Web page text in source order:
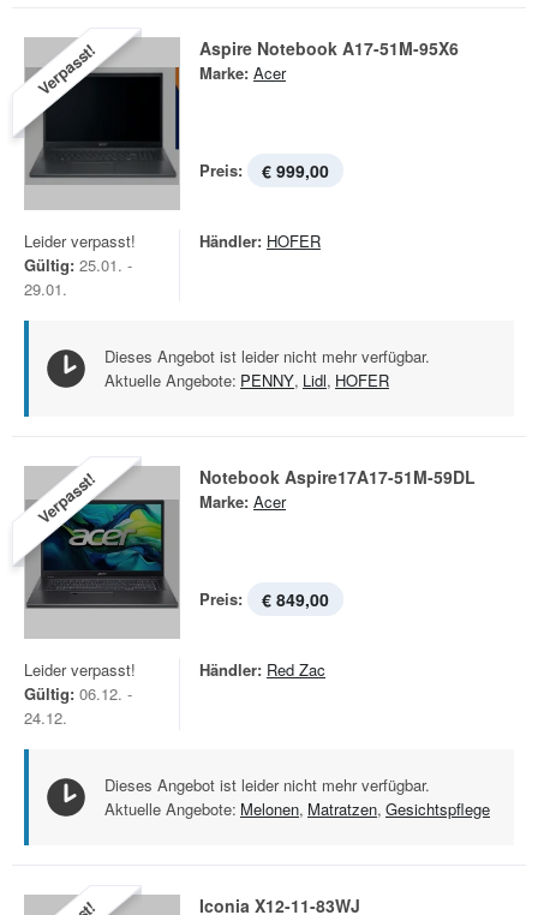
Verpasst! Aspire Notebook A17-51M-95X6
Marke: Acer
Preis: € 999,00
Leider verpasst!
Gültig: 25.01. -
29.01.
Händler: HOFER
Dieses Angebot ist leider nicht mehr verfügbar.
Aktuelle Angebote: PENNY, Lidl, HOFER
Verpasst! Notebook Aspire17A17-51M-59DL
Marke: Acer
Preis: € 849,00
Leider verpasst!
Gültig: 06.12. -
24.12.
Händler: Red Zac
Dieses Angebot ist leider nicht mehr verfügbar.
Aktuelle Angebote: Melonen, Matratzen, Gesichtspflege
Iconia X12-11-83WJ